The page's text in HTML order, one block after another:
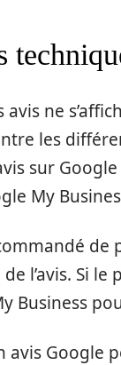
ne
les
sur
My
l’avis. Si
Business
avis